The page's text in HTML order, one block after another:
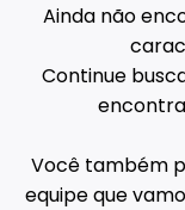
Ainda não
Continue
Você também
equipe que